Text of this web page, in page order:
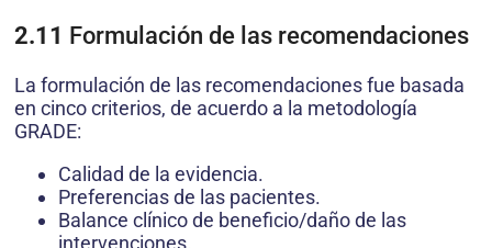
2.11 Formulación de las recomendaciones
La formulación de las recomendaciones fue basada
en cinco criterios, de acuerdo a la metodología
GRADE:
Calidad de la evidencia.
Preferencias de las pacientes.
Balance clínico de beneficio/daño de las